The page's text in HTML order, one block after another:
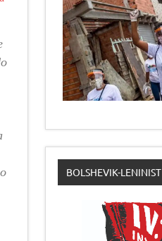
BOLSHEVIK-LENINIST